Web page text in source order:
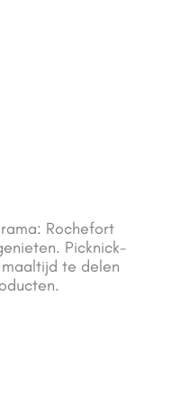
Rochefort
Picknick-
te delen